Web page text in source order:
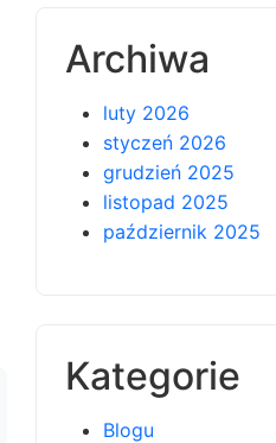
Archiwa
luty 2026
styczeń 2026
grudzień 2025
listopad 2025
październik 2025
Kategorie
Blogu